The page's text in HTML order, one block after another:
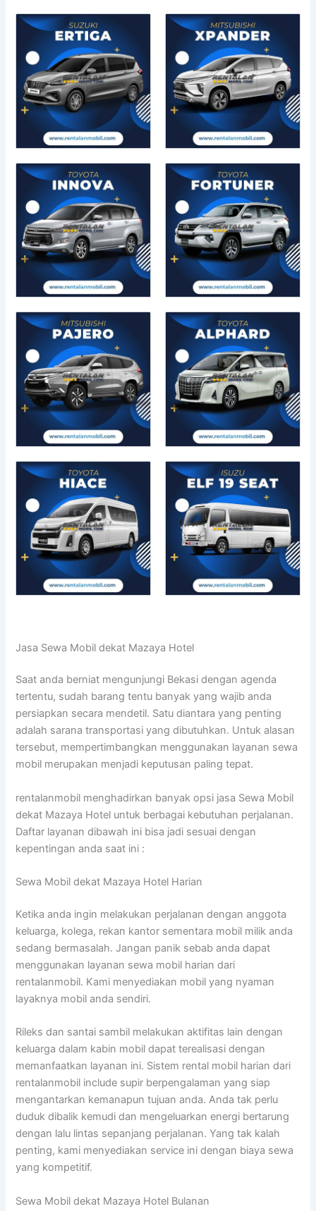
Jasa Sewa Mobil dekat Mazaya Hotel
Saat anda berniat mengunjungi Bekasi dengan agenda
tertentu, sudah barang tentu banyak yang wajib anda
persiapkan secara mendetil. Satu diantara yang penting
adalah sarana transportasi yang dibutuhkan. Untuk alasan
tersebut, mempertimbangkan menggunakan layanan sewa
mobil merupakan menjadi keputusan paling tepat.
rentalanmobil menghadirkan banyak opsi jasa Sewa Mobil
dekat Mazaya Hotel untuk berbagai kebutuhan perjalanan.
Daftar layanan dibawah ini bisa jadi sesuai dengan
kepentingan anda saat ini :
Sewa Mobil dekat Mazaya Hotel Harian
Ketika anda ingin melakukan perjalanan dengan anggota
keluarga, kolega, rekan kantor sementara mobil milik anda
sedang bermasalah. Jangan panik sebab anda dapat
menggunakan layanan sewa mobil harian dari
rentalanmobil. Kami menyediakan mobil yang nyaman
layaknya mobil anda sendiri.
Rileks dan santai sambil melakukan aktifitas lain dengan
keluarga dalam kabin mobil dapat terealisasi dengan
memanfaatkan layanan ini. Sistem rental mobil harian dari
rentalanmobil include supir berpengalaman yang siap
mengantarkan kemanapun tujuan anda. Anda tak perlu
duduk dibalik kemudi dan mengeluarkan energi bertarung
dengan lalu lintas sepanjang perjalanan. Yang tak kalah
penting, kami menyediakan service ini dengan biaya sewa
yang kompetitif.
Sewa Mobil dekat Mazaya Hotel Bulanan